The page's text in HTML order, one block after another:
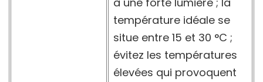
température idéale se
situe entre 15 et 30 °C ;
évitez les températures
élevées qui provoquent